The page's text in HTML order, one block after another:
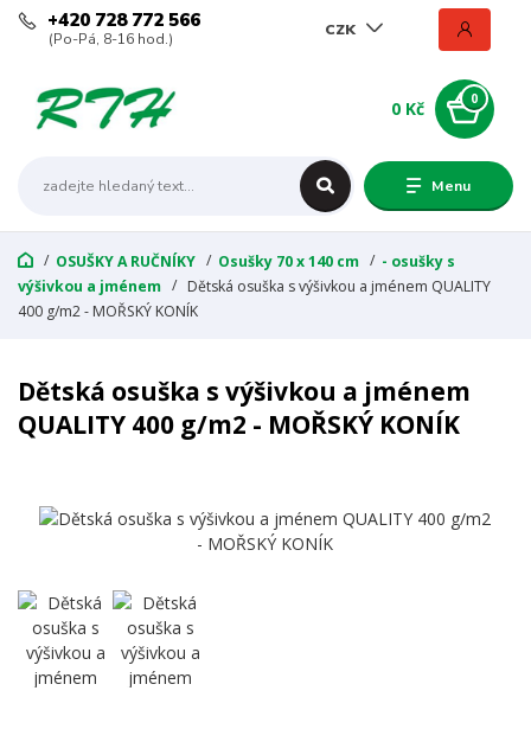
Menu
CZK
+420 728 772 566
(Po-Pá, 8-16 hod.)
0
0 Kč
OSUŠKY A RUČNÍKY Osušky 70 x 140 cm
- osušky s
výšivkou a jménem
Dětská osuška s výšivkou a jménem QUALITY
400 g/m2 - MOŘSKÝ KONÍK
Dětská osuška s výšivkou a jménem
QUALITY 400 g/m2 - MOŘSKÝ KONÍK